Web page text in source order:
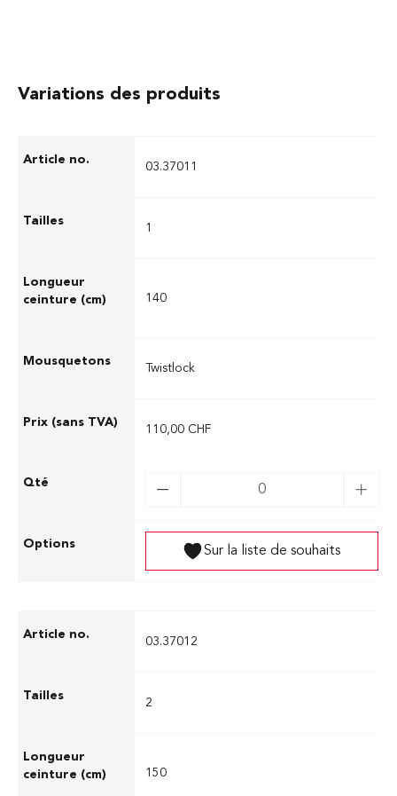
Variations des produits
03.37011
1
140
Twistlock
110,00 CHF
Sur la liste de souhaits
03.37012
2
150